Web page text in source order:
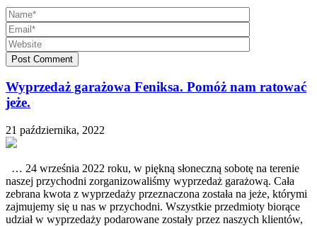
Post Comment
Wyprzedaż garażowa Feniksa. Pomóż nam ratować
jeże.
21 października, 2022
… 24 września 2022 roku, w piękną słoneczną sobotę na terenie
naszej przychodni zorganizowaliśmy wyprzedaż garażową. Cała
zebrana kwota z wyprzedaży przeznaczona została na jeże, którymi
zajmujemy się u nas w przychodni. Wszystkie przedmioty biorące
udział w wyprzedaży podarowane zostały przez naszych klientów,